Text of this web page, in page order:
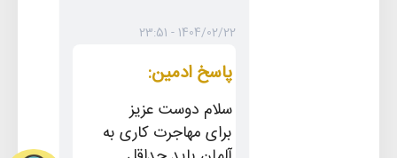
1404/02/22 - 23:51
پاسخ ادمین:
سلام دوست عزیز
برای مهاجرت کاری به